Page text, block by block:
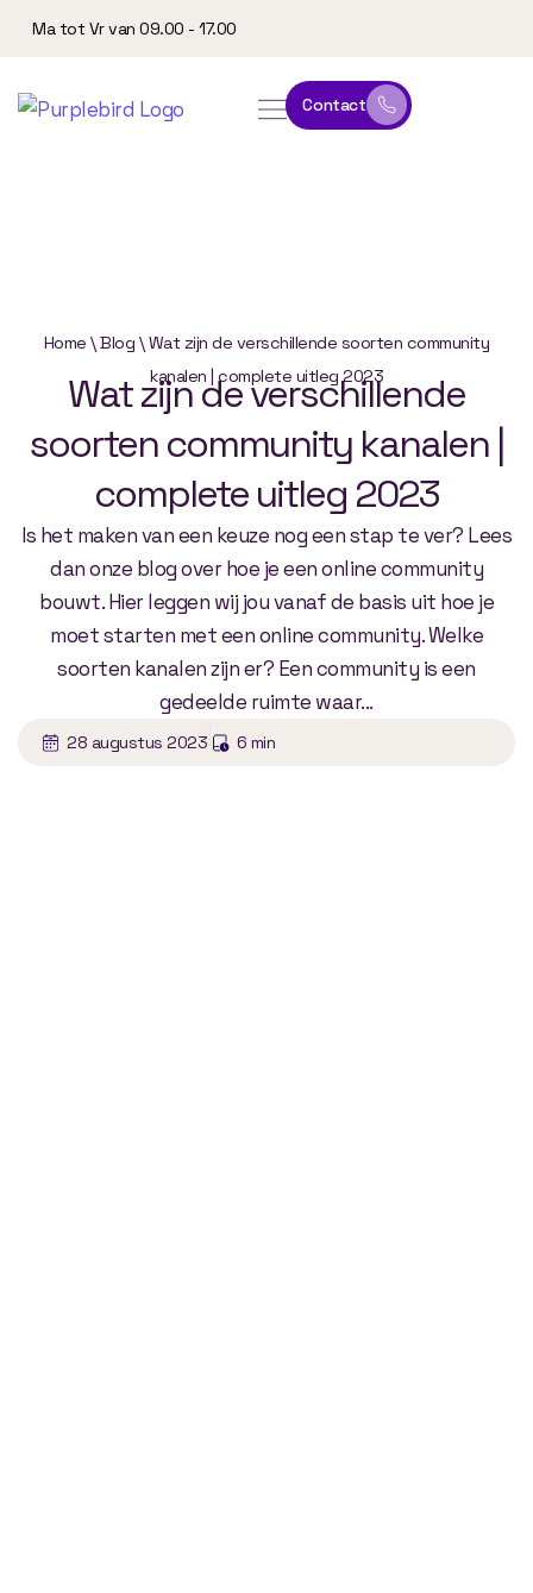
Ma tot Vr van 09.00 - 17.00
Contact
Home \Blog \Wat zijn de verschillende soorten community
kanalen | complete uitleg 2023
Wat zijn deverschillende
soorten community kanalen
complete uitleg 2023
Is het maken van een keuze nog een stap te ver? Lees
dan onze blog over hoe je een online community
bouwt. Hier leggen wij jou vanaf de basis uit hoe je
moet starten met een online community. Welke
soorten kanalen zijn er? Een community is een
gedeelde ruimte waar...
28 augustus 2023 6 min